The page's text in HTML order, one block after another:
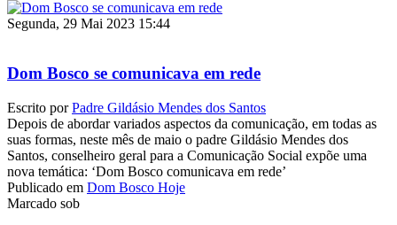
Segunda, 29 Mai 2023 15:44
Dom Bosco se comunicava em rede
Escrito porPadre Gildásio Mendes dos Santos
Depois de abordar variados aspectos da comunicação, em todas as
suas formas, neste mês de maio o padre Gildásio Mendes dos
Santos, conselheiro geral para a Comunicação Social expõe uma
nova temática: ‘Dom Bosco comunicava em rede’
Publicado em Dom Bosco Hoje
Marcado sob